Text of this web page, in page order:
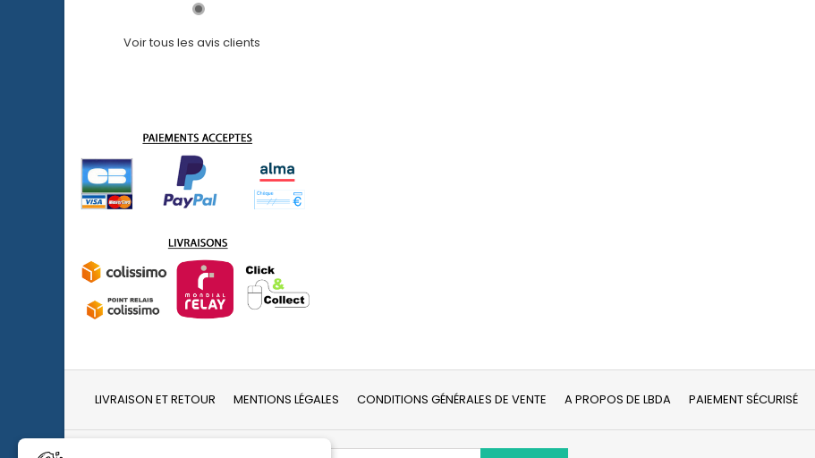
Voir tous les avis clients
LIVRAISON ET RETOUR MENTIONS LÉGALES CONDITIONS GÉNÉRALES DE VENTE A PROPOS DE LBDA PAIEMENT SÉCURISÉ